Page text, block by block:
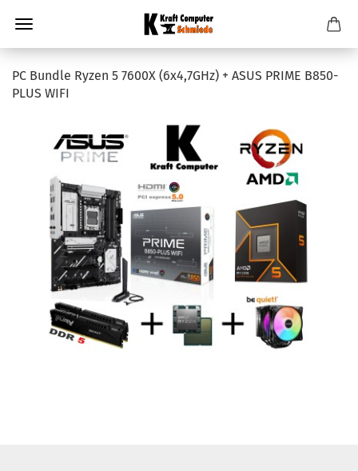
PC Bundle Ryzen 5 7600X (6x4,7GHz) + ASUS PRIME B850-
PLUS WIFI